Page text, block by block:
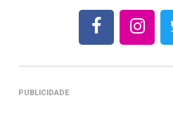
PUBLICIDADE